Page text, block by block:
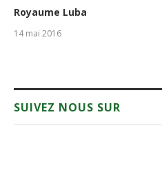
Royaume Luba
14 mai 2016
SUIVEZ NOUS SUR